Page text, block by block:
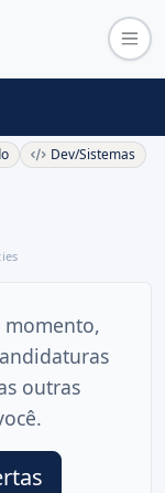
Dev/Sistemas
momento,
outras